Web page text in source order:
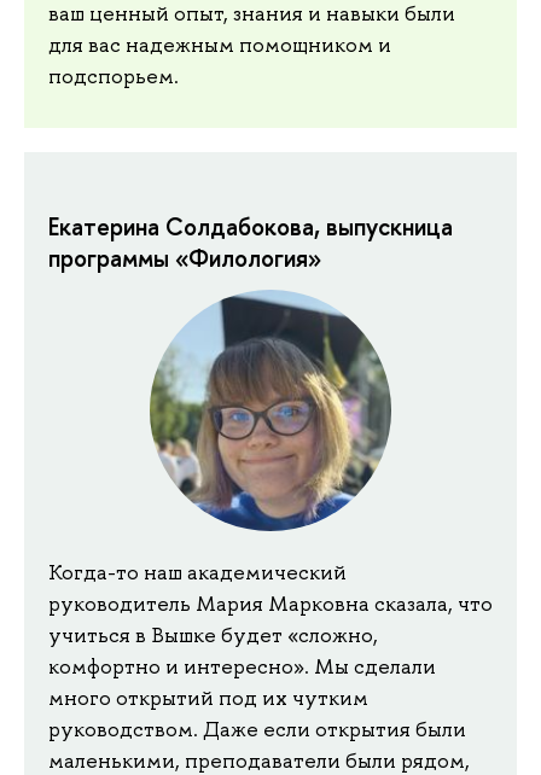
ваш ценный опыт, знания и навыки были
для вас надежным помощником и
подспорьем.
Екатерина Солдабокова, выпускница
программы «Филология»
Когда-то наш академический
руководитель Мария Марковна сказала, что
учиться в Вышке будет «сложно,
комфортно и интересно». Мы сделали
много открытий под их чутким
руководством. Даже если открытия были
маленькими, преподаватели были рядом,